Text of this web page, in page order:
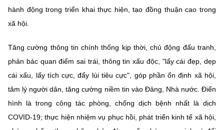
hành động trong triển khai thực hiện, tạo đồng thuận cao trong
xã hội.
Tăng cường thông tin chính thống kịp thời, chủ động đấu tranh,
phản bác quan điểm sai trái, thông tin xấu độc, "lấy cái đẹp, dẹp
cái xấu, lấy tích cực, đẩy lùi tiêu cực", góp phần ổn định xã hội,
tâm lý người dân, tăng cường niềm tin vào Đảng, Nhà nước. Điển
hình là trong công tác phòng, chống dịch bệnh nhất là dịch
COVID-19; thực hiện nhiệm vụ phục hồi, phát triển kinh tế xã hội,